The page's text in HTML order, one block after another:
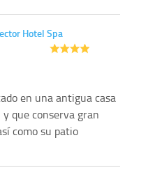
Hotel Spa
en una antigua casa
que conserva gran
como su patio